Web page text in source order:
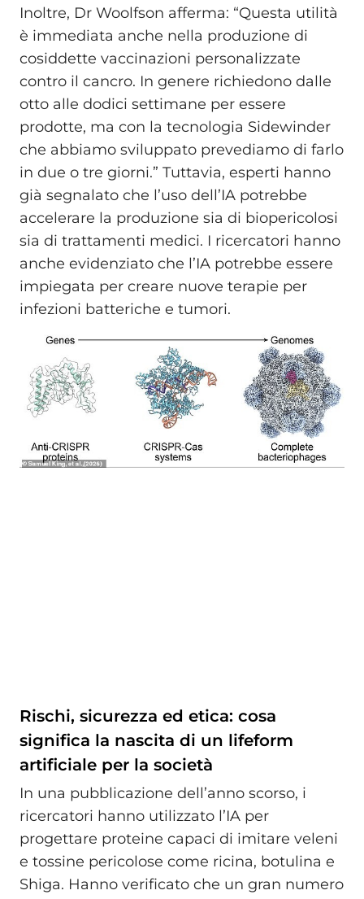
Inoltre, Dr Woolfson afferma: “Questa utilità
è immediata anche nella produzione di
cosiddette vaccinazioni personalizzate
contro il cancro. In genere richiedono dalle
otto alle dodici settimane per essere
prodotte, ma con la tecnologia Sidewinder
che abbiamo sviluppato prevediamo di farlo
in due o tre giorni.” Tuttavia, esperti hanno
già segnalato che l’uso dell’IA potrebbe
accelerare la produzione sia di biopericolosi
sia di trattamenti medici. I ricercatori hanno
anche evidenziato che l’IA potrebbe essere
impiegata per creare nuove terapie per
infezioni batteriche e tumori.
Rischi, sicurezza ed etica: cosa
significa la nascita di un lifeform
artificiale per la società
In una pubblicazione dell’anno scorso, i
ricercatori hanno utilizzato l’IA per
progettare proteine capaci di imitare veleni
e tossine pericolose come ricina, botulina e
Shiga. Hanno verificato che un gran numero